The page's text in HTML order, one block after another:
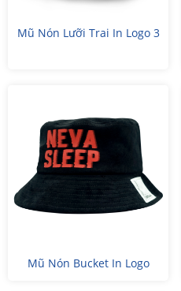
Mũ Nón Lưỡi Trai In Logo 3
Mũ Nón Bucket In Logo